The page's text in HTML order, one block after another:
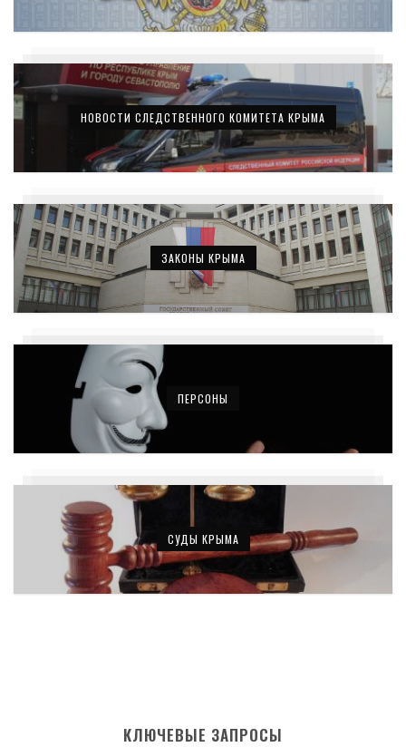
НОВОСТИ СЛЕДСТВЕННОГО КОМИТЕТА КРЫМА
ЗАКОНЫ КРЫМА
ПЕРСОНЫ
СУДЫ КРЫМА
КЛЮЧЕВЫЕ ЗАПРОСЫ